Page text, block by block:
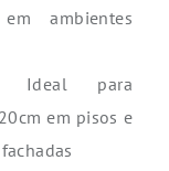
ambientes
Ideal para
em pisos e